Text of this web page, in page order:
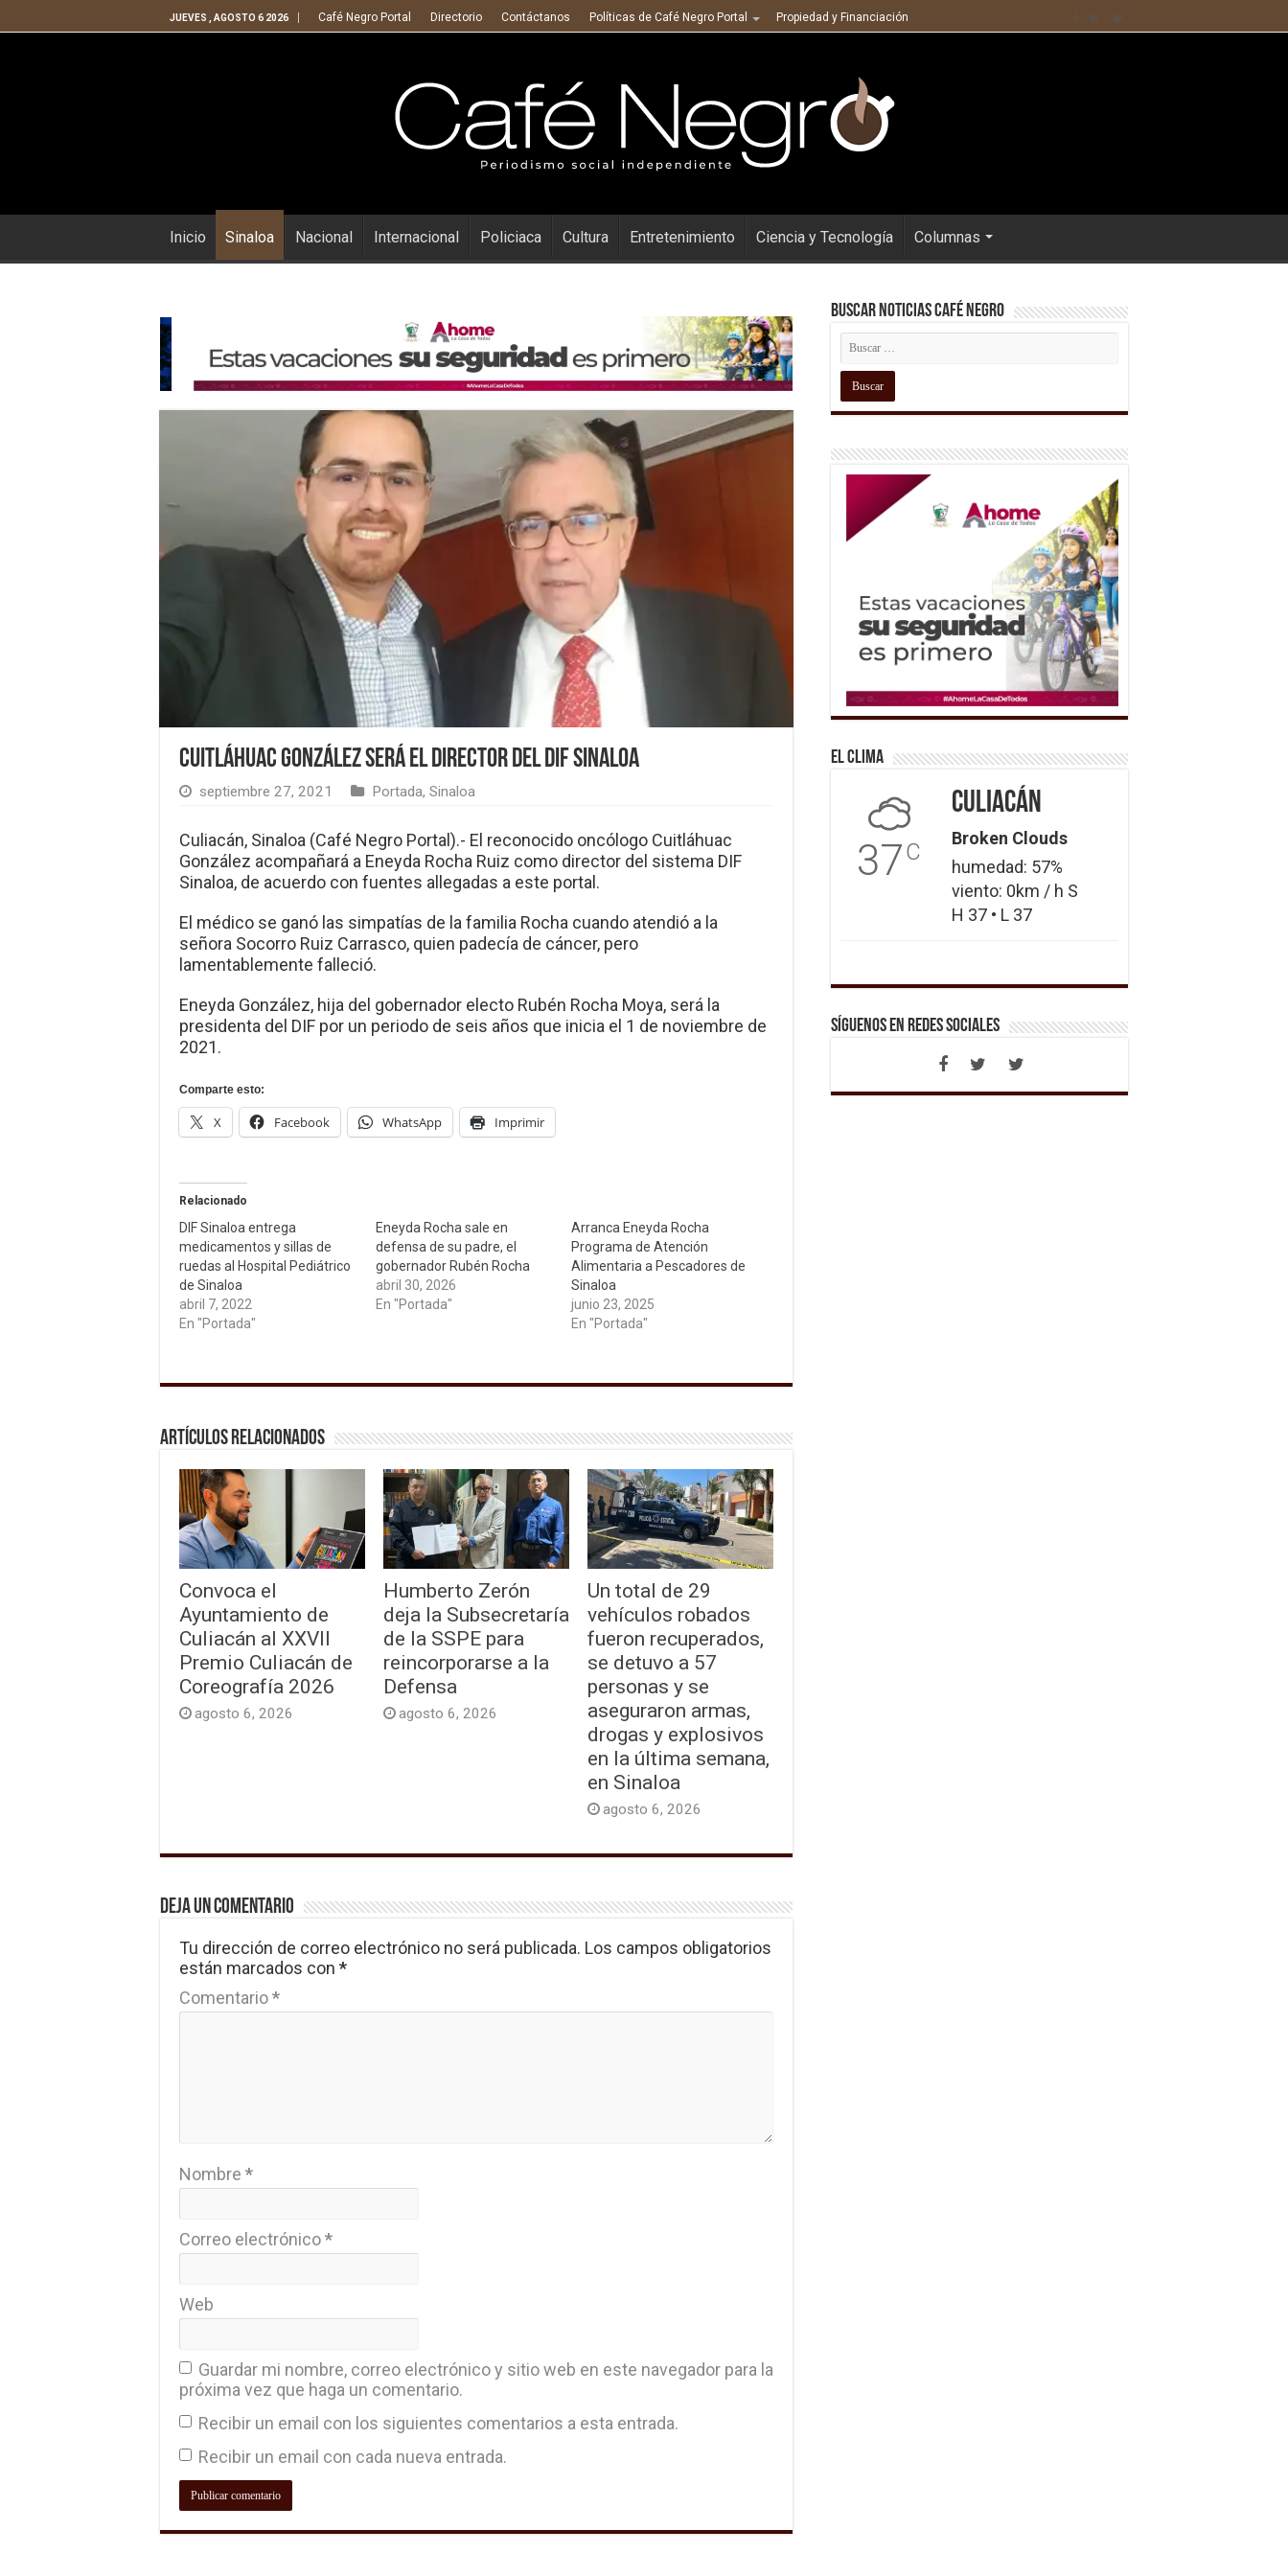
JUEVES , AGOSTO 6 2026 Café Negro Portal Directorio Contáctanos Políticas de Café Negro Portal Propiedad y Financiación
Inicio Sinaloa Nacional Internacional Policiaca Cultura Entretenimiento Ciencia y Tecnología Columnas
Cuitláhuac González será el director del DIF Sinaloa
septiembre 27, 2021 Portada, Sinaloa
Culiacán, Sinaloa (Café Negro Portal).- El reconocido oncólogo Cuitláhuac
González acompañará a Eneyda Rocha Ruiz como director del sistema DIF
Sinaloa, de acuerdo con fuentes allegadas a este portal.
El médico se ganó las simpatías de la familia Rocha cuando atendió a la
señora Socorro Ruiz Carrasco, quien padecía de cáncer, pero
lamentablemente falleció.
Eneyda González, hija del gobernador electo Rubén Rocha Moya, será la
presidenta del DIF por un periodo de seis años que inicia el 1 de noviembre de
2021.
Comparte esto:
X Facebook WhatsApp Imprimir
Relacionado
DIF Sinaloa entrega
medicamentos y sillas de
ruedas al Hospital Pediátrico
de Sinaloa
abril 7, 2022
En "Portada"
Eneyda Rocha sale en
defensa de su padre, el
gobernador Rubén Rocha
abril 30, 2026
En "Portada"
Arranca Eneyda Rocha
Programa de Atención
Alimentaria a Pescadores de
Sinaloa
junio 23, 2025
En "Portada"
Artículos relacionados
Convoca el
Ayuntamiento de
Culiacán al XXVII
Premio Culiacán de
Coreografía 2026
agosto 6, 2026
Humberto Zerón
deja la Subsecretaría
de la SSPE para
reincorporarse a la
Defensa
agosto 6, 2026
Un total de 29
vehículos robados
fueron recuperados,
se detuvo a 57
personas y se
aseguraron armas,
drogas y explosivos
en la última semana,
en Sinaloa
agosto 6, 2026
Deja un comentario
Tu dirección de correo electrónico no será publicada. Los campos obligatorios
están marcados con *
Comentario*
Nombre *
Correo electrónico*
Web
Guardar mi nombre, correo electrónico y sitio web en este navegador para la
próxima vez que haga un comentario.
Recibir un email con los siguientes comentarios a esta entrada.
Recibir un email con cada nueva entrada.
Buscar Noticias Café Negro
El Clima
37C
Culiacán
Broken Clouds
humedad: 57%
viento: 0km / h S
H 37 • L 37
Síguenos en Redes Sociales